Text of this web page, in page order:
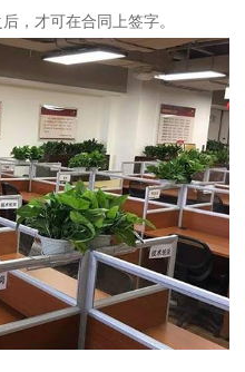
，才可在合同上签字。